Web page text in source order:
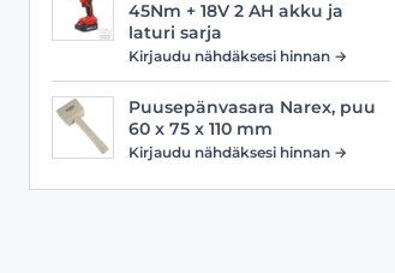
45Nm + 18V 2 AH akku ja
laturi sarja
Kirjaudu nähdäksesi hinnan →
Puusepänvasara Narex, puu
60 x 75 x 110 mm
Kirjaudu nähdäksesi hinnan →